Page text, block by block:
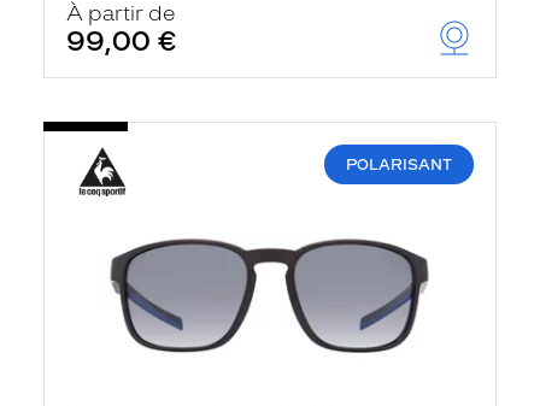
À partir de
99,00 €
POLARISANT